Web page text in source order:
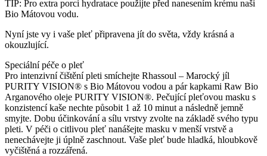
TIP: Pro extra porci hydratace použijte před nanesením krému naši
Bio Mátovou vodu.
Nyní jste vy i vaše pleť připravena jít do světa, vždy krásná a
okouzlující.
Speciální péče o pleť
Pro intenzivní čištění pleti smíchejte Rhassoul – Marocký jíl
PURITY VISION® s Bio Mátovou vodou a pár kapkami Raw Bio
Arganového oleje PURITY VISION®. Pečující pleťovou masku s
konzistencí kaše nechte působit 1 až 10 minut a následně jemně
smyjte. Dobu účinkování a sílu vrstvy zvolte na základě svého typu
pleti. V péči o citlivou pleť nanášejte masku v menší vrstvě a
nenechávejte ji úplně zaschnout. Vaše pleť bude hladká, hloubkově
vyčištěná a rozzářená.